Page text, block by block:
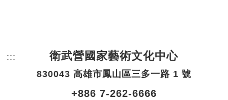
::: 頁尾網站資訊。
衛武營國家藝術文化中心
830043 高雄市鳳山區三多一路 1 號
+886 7-262-6666